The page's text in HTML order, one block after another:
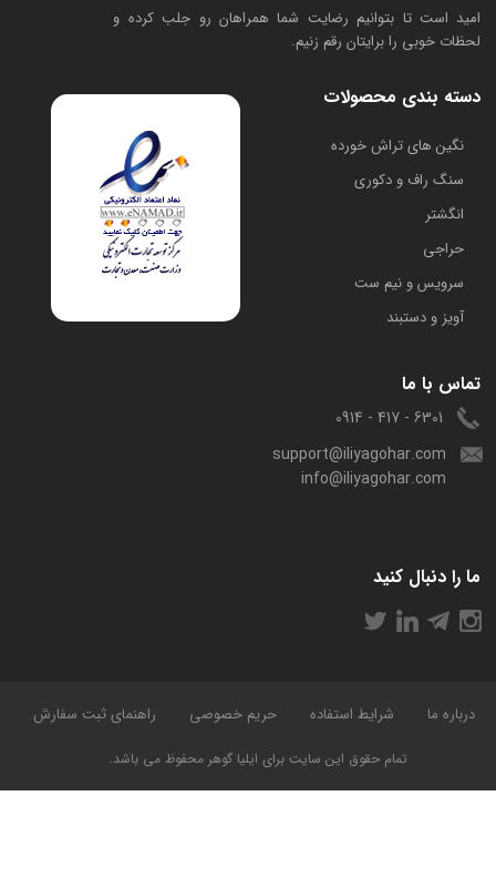
تمام حقوق این سایت برای ایلیا گوهر محفوظ می باشد.
درباره ما شرایط استفاده حریم خصوصی راهنمای ثبت سفارش
امید است تا بتوانیم رضایت شما همراهان رو جلب کرده و
لحظات خوبی را برایتان رقم زنیم.
دسته بندی محصولات
​نگین های تراش خورده
سنگ راف و دکوری
انگشتر
حراجی
سرویس و نیم ست
آویز و دستبند
تماس با ما
6301 - 417 - 0914
support@iliyagohar.com
info@iliyagohar.com
ما را دنبال کنید